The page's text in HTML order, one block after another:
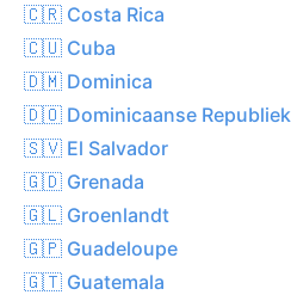
🇨🇷 Costa Rica
🇨🇺 Cuba
🇩🇲 Dominica
🇩🇴 Dominicaanse Republiek
🇸🇻 El Salvador
🇬🇩 Grenada
🇬🇱 Groenlandt
🇬🇵 Guadeloupe
🇬🇹 Guatemala